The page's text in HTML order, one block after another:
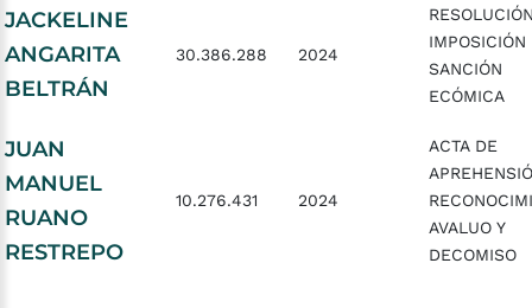
JACKELINE
ANGARITA
BELTRÁN
30.386.288 2024
IMPOSICIÓN
SANCIÓN
ECÓMICA
JUAN
MANUEL
RUANO
RESTREPO
10.276.431 2024
ACTA DE
AVALUO Y
DECOMISO